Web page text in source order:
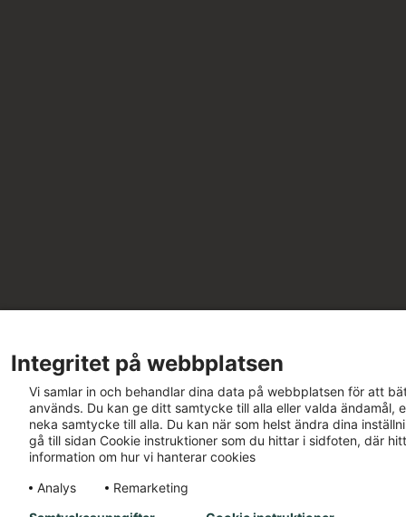
Integritet på webbplatsen
Vi samlar in och behandlar dina data på webbplatsen för att
används. Du kan ge ditt samtycke till alla eller valda ändamål,
neka samtycke till alla. Du kan när som helst ändra dina
gå till sidan Cookie instruktioner som du hittar i sidfoten, där
information om hur vi hanterar cookies
Analys
Remarketing